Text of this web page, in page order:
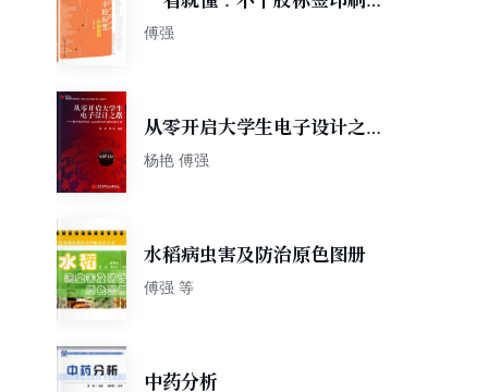
例
傅强
从零开启大学生电子设计之
路：基于MSP430
杨艳 傅强
水稻病虫害及防治原色图册
傅强 等
中药分析